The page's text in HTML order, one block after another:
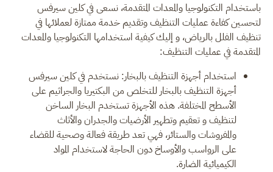
باستخدام التكنولوجيا والمعدات المتقدمة، نسعى في كلين سيرفس
لتحسين كفاءة عمليات التنظيف وتقديم خدمة ممتازة لعملائها في
تنظيف الفلل بالرياض، و إليك كيفية استخدامها التكنولوجيا والمعدات
المتقدمة في عمليات التنظيف:
استخدام أجهزة التنظيف بالبخار: نستخدم في كلين سيرفس
أجهزة التنظيف بالبخار للتخلص من البكتيريا والجراثيم على
الأسطح المختلفة. هذه الأجهزة تستخدم البخار الساخن
لتنظيف و تعقيم وتطهير الأرضيات والجدران والأثاث
والمفروشات والستائر، فهي تعد طريقة فعالة وصحية للقضاء
على الرواسب والأوساخ دون الحاجة لاستخدام المواد
الكيميائية الضارة.